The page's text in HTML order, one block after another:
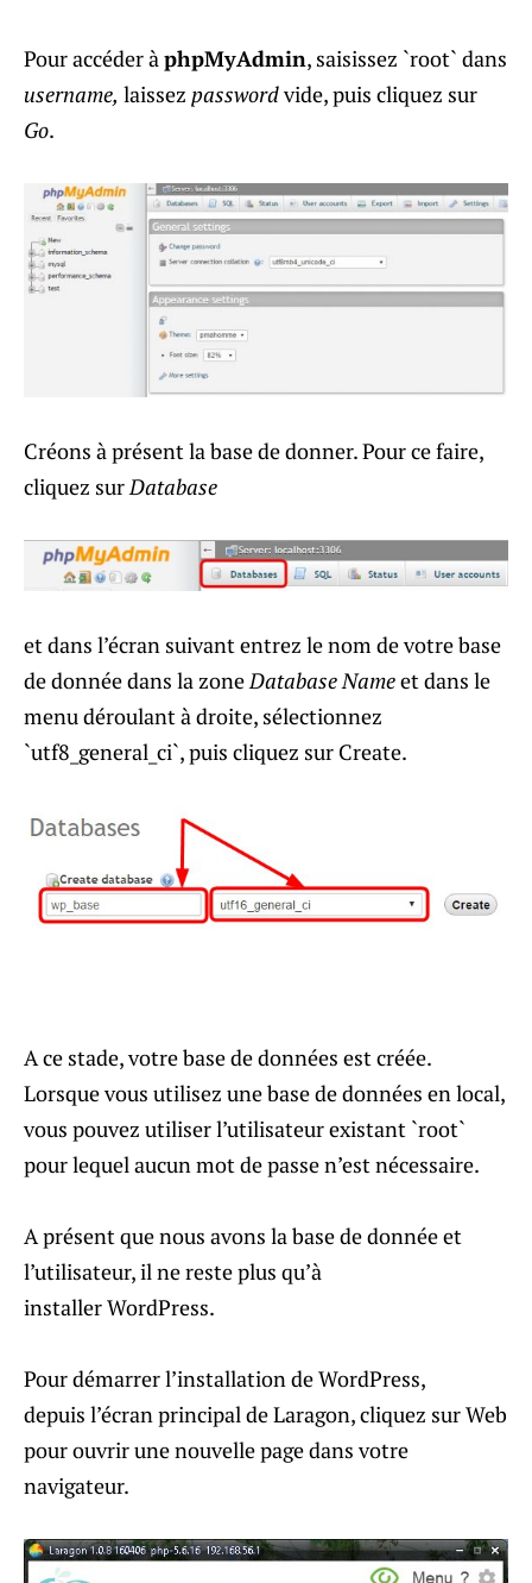
Pour accéder àphpMyAdmin, saisissez `root` dans
username, laissez passwordvide, puis cliquez sur
Go.
Créons à présent la base de donner. Pour ce faire,
cliquez surDatabase
et dans l’écran suivant entrez le nom de votre base
de donnée dans la zoneDatabase Nameet dans le
menu déroulant à droite, sélectionnez
`utf8_general_ci`, puis cliquez sur Create.
A ce stade, votre base de données est créée.
Lorsque vous utilisez une base de données en local,
vous pouvez utiliser l’utilisateur existant `root`
pour lequel aucun mot de passe n’est nécessaire.
A présent que nous avons la base de donnée et
l’utilisateur, il ne reste plus qu’à
installer WordPress.
Pour démarrer l’installation de WordPress,
depuis l’écran principal de Laragon, cliquez sur Web
pour ouvrir une nouvelle page dans votre
navigateur.